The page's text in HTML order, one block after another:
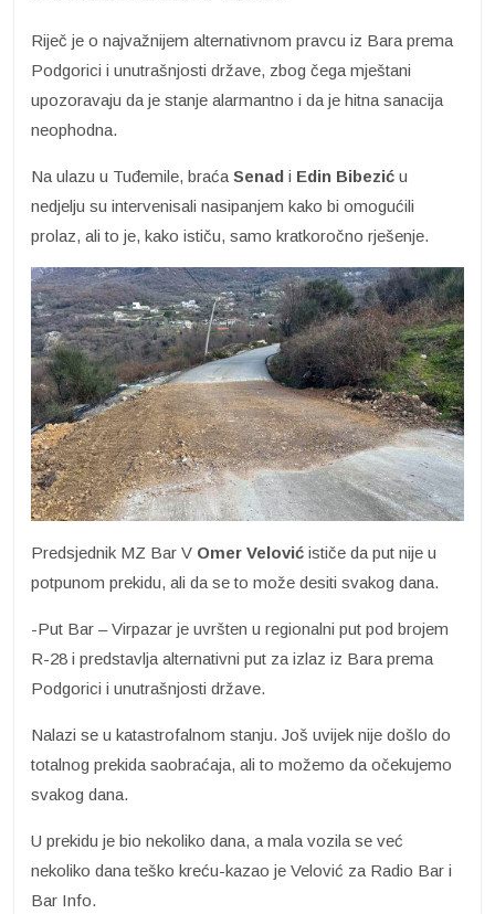
Riječ je o najvažnijem alternativnom pravcu iz Bara prema
Podgorici i unutrašnjosti države, zbog čega mještani
upozoravaju da je stanje alarmantno i da je hitna sanacija
neophodna.
Na ulazu u Tuđemile, braća Senad i Edin Bibezić u
nedjelju su intervenisali nasipanjem kako bi omogućili
prolaz, ali to je, kako ističu, samo kratkoročno rješenje.
Predsjednik MZ Bar V Omer Velović ističe da put nije u
potpunom prekidu, ali da se to može desiti svakog dana.
-Put Bar – Virpazar je uvršten u regionalni put pod brojem
R-28 i predstavlja alternativni put za izlaz iz Bara prema
Podgorici i unutrašnjosti države.
Nalazi se u katastrofalnom stanju. Još uvijek nije došlo do
totalnog prekida saobraćaja, ali to možemo da očekujemo
svakog dana.
U prekidu je bio nekoliko dana, a mala vozila se već
nekoliko dana teško kreću-kazao je Velović za Radio Bar i
Bar Info.